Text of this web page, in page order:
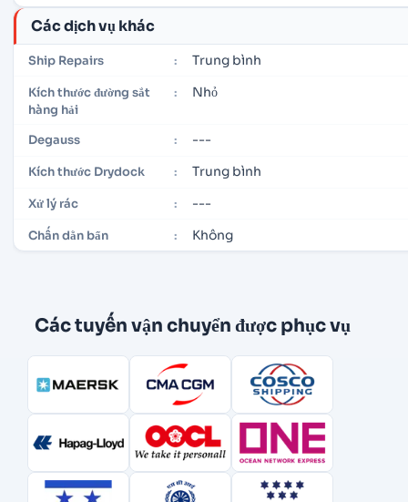
Các dịch vụ khác
Ship Repairs : Trung bình
Kích thước đường sắt
hàng hải
: Nhỏ
Degauss : ---
Kích thước Drydock : Trung bình
Xử lý rác : ---
Chấn dằn bẩn : Không
Các tuyến vận chuyển được phục vụ